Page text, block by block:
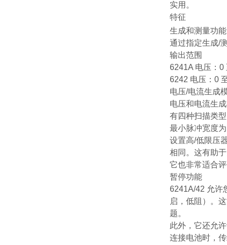
实用。
特征
生成和测量功能
通过指定生成/
输出范围
6241A 电压：0
6242 电压：0
电压/电流生成
电压和电流生
有四种扫描类
最小脉冲宽度
设置高/低限压
相同。这有助
它也非常适合
暂停功能
6241A/42 允许
启，低阻）。
题。
此外，它还允
连接电池时，